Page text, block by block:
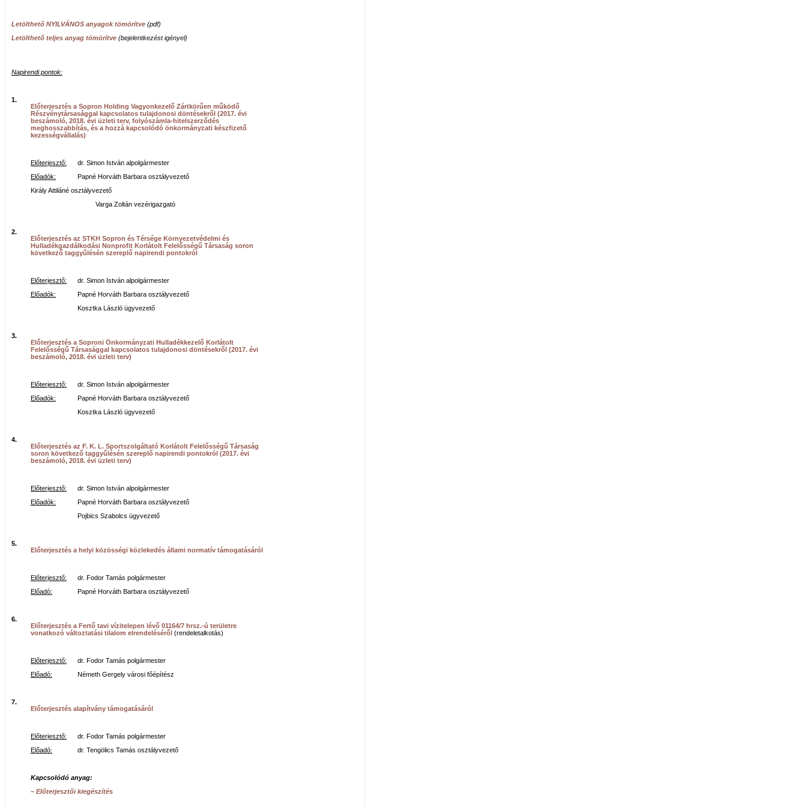
Letölthető NYILVÁNOS anyagok tömörítve (pdf)
Letölthető teljes anyag tömörítve (bejelentkezést igényel)
Napirendi pontok:
1.
Előterjesztés a Sopron Holding Vagyonkezelő Zártkörűen működő
Részvénytársasággal kapcsolatos tulajdonosi döntésekről (2017. évi
beszámoló, 2018. évi üzleti terv, folyószámla-hitelszerződés
meghosszabbítás, és a hozzá kapcsolódó önkormányzati készfizető
kezességvállalás)
Előterjesztő: dr. Simon István alpolgármester
Előadók: Papné Horváth Barbara osztályvezető
Király Attiláné osztályvezető
Varga Zoltán vezérigazgató
2.
Előterjesztés az STKH Sopron és Térsége Környezetvédelmi és
Hulladékgazdálkodási Nonprofit Korlátolt Felelősségű Társaság soron
következő taggyűlésén szereplő napirendi pontokról
Előterjesztő: dr. Simon István alpolgármester
Előadók: Papné Horváth Barbara osztályvezető
Kosztka László ügyvezető
3.
Előterjesztés a Soproni Önkormányzati Hulladékkezelő Korlátolt
Felelősségű Társasággal kapcsolatos tulajdonosi döntésekről (2017. évi
beszámoló, 2018. évi üzleti terv)
Előterjesztő: dr. Simon István alpolgármester
Előadók: Papné Horváth Barbara osztályvezető
Kosztka László ügyvezető
4.
Előterjesztés az F. K. L. Sportszolgáltató Korlátolt Felelősségű Társaság
soron következő taggyűlésén szereplő napirendi pontokról (2017. évi
beszámoló, 2018. évi üzleti terv)
Előterjesztő: dr. Simon István alpolgármester
Előadók: Papné Horváth Barbara osztályvezető
Pojbics Szabolcs ügyvezető
5.
Előterjesztés a helyi közösségi közlekedés állami normatív támogatásáról
Előterjesztő: dr. Fodor Tamás polgármester
Előadó: Papné Horváth Barbara osztályvezető
6.
Előterjesztés a Fertő tavi vízitelepen lévő 01164/7 hrsz.-ú területre
vonatkozó változtatási tilalom elrendeléséről (rendeletalkotás)
Előterjesztő: dr. Fodor Tamás polgármester
Előadó: Németh Gergely városi főépítész
7.
Előterjesztés alapítvány támogatásáról
Előterjesztő: dr. Fodor Tamás polgármester
Előadó: dr. Tengölics Tamás osztályvezető
Kapcsolódó anyag:
– Előterjesztői kiegészítés